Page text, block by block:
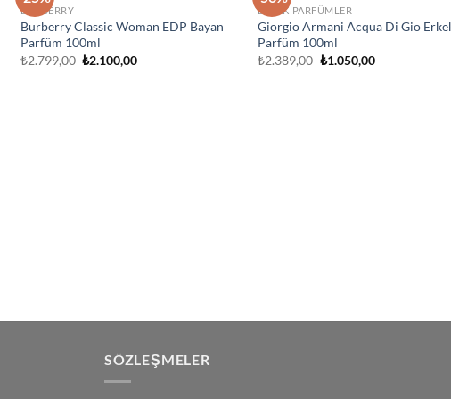
Ekle
BURBERRY
Burberry Classic Woman EDP Bayan
Parfüm 100ml
₺2.799,00 Orijinal
₺2.100,00Şu
ERKEK PARFÜMLER
Giorgio Armani Acqua Di Gio
Parfüm 100ml
₺2.389,00 Orijinal
₺1.050,00Şu
SÖZLEŞMELER